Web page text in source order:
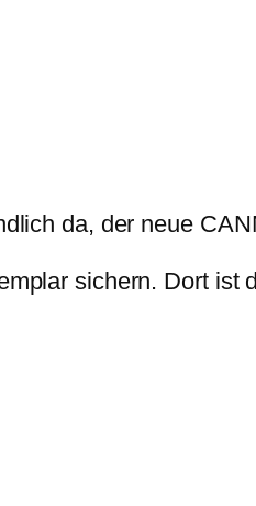
da, der neue
sichern. Dort ist